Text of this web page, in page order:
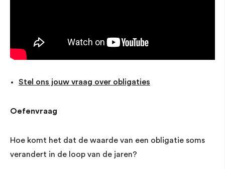
Stel ons jouw vraag over obligaties
Oefenvraag
Hoe komt het dat de waarde van een obligatie soms
verandert in de loop van de jaren?